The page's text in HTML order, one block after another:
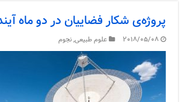
پروژه‌ی شکار فضاییان در دو ماه
2018/05/08 علوم طبیعی,نجوم